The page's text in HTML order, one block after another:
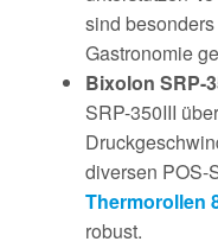
sind
Gastronomie
Bixolon SRP-
SRP-350III
diversen POS-
Thermorollen
robust.